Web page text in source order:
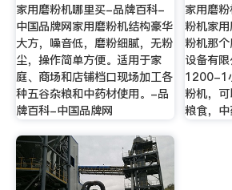
家用磨粉机哪里买-品牌百科-
中国品牌网家用磨粉机结构豪华
大方，噪音低，磨粉细腻，无粉
尘，操作简单方便。适用于家
庭、商场和店铺档口现场加工各
种五谷杂粮和中药材使用。-品
牌百科-中国品牌网
家用磨
粉机家
粉机那
设备有
1200-1
粉机，
粮食，中